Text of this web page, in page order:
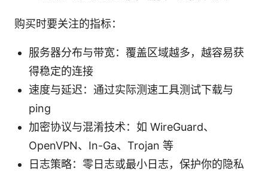
购买时要关注的指标：
服务器分布与带宽：覆盖区域越多，越容易获
得稳定的连接
速度与延迟：通过实际测速工具测试下载与
ping
加密协议与混淆技术：如 WireGuard、
OpenVPN、In-Ga、Trojan 等
日志策略：零日志或最小日志，保护你的隐私